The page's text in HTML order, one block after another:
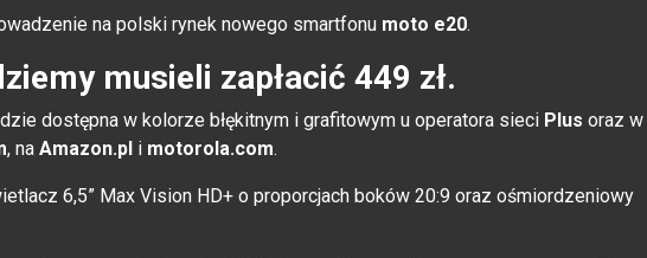
na polski rynek nowego smartfonu moto e20.
musieli zapłacić 449 zł.
dostępna w kolorze błękitnym i grafitowym u operatora sieci Plus oraz w
, na Amazon.pl i motorola.com.
6,5” Max Vision HD+ o proporcjach boków 20:9 oraz ośmiordzeniowy